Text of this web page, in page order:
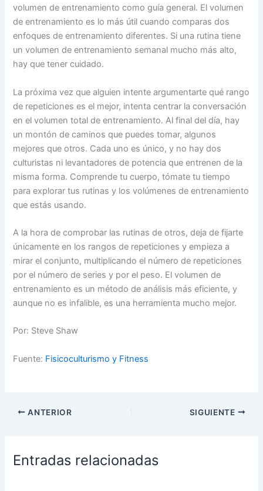
volumen de entrenamiento como guía general. El volumen
de entrenamiento es lo más útil cuando comparas dos
enfoques de entrenamiento diferentes. Si una rutina tiene
un volumen de entrenamiento semanal mucho más alto,
hay que tener cuidado.
La próxima vez que alguien intente argumentarte qué rango
de repeticiones es el mejor, intenta centrar la conversación
en el volumen total de entrenamiento. Al final del día, hay
un montón de caminos que puedes tomar, algunos
mejores que otros. Cada uno es único, y no hay dos
culturistas ni levantadores de potencia que entrenen de la
misma forma. Comprende tu cuerpo, tómate tu tiempo
para explorar tus rutinas y los volúmenes de entrenamiento
que estás usando.
A la hora de comprobar las rutinas de otros, deja de fijarte
únicamente en los rangos de repeticiones y empieza a
mirar el conjunto, multiplicando el número de repeticiones
por el número de series y por el peso. El volumen de
entrenamiento es un método de análisis más eficiente, y
aunque no es infalible, es una herramienta mucho mejor.
Por: Steve Shaw
Fuente: Fisicoculturismo y Fitness
ANTERIOR SIGUIENTE
Entradas relacionadas